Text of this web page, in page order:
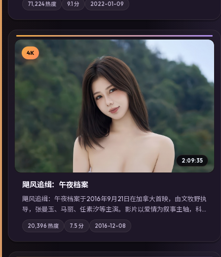
地域气质；站内亦可通过「国产免费观看高清电视剧在线看」延
展检索同类型高分佳作，畅享高清在线追剧体验。
71,224热度 9.1 分 2022-01-09
▶
4K
2:09:35
飓风追缉：午夜档案
飓风追缉：午夜档案于2016年9月21日在加拿大首映，由文牧野执
导，张曼玉、马丽、任素汐等主演。影片以爱情为叙事主轴，科
技与人性的边界在实验事故后逐渐模糊；摄影与配乐强化地域气
质；站内亦可通过「国产免费观看高清电视剧在线看」延展检索
同类型高分佳作，畅享高清在线追剧体验。
20,396 热度 7.5 分 2016-12-08